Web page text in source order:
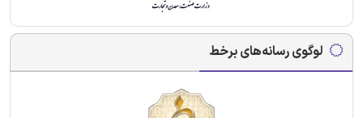
لوگوی رسانه‌های برخط